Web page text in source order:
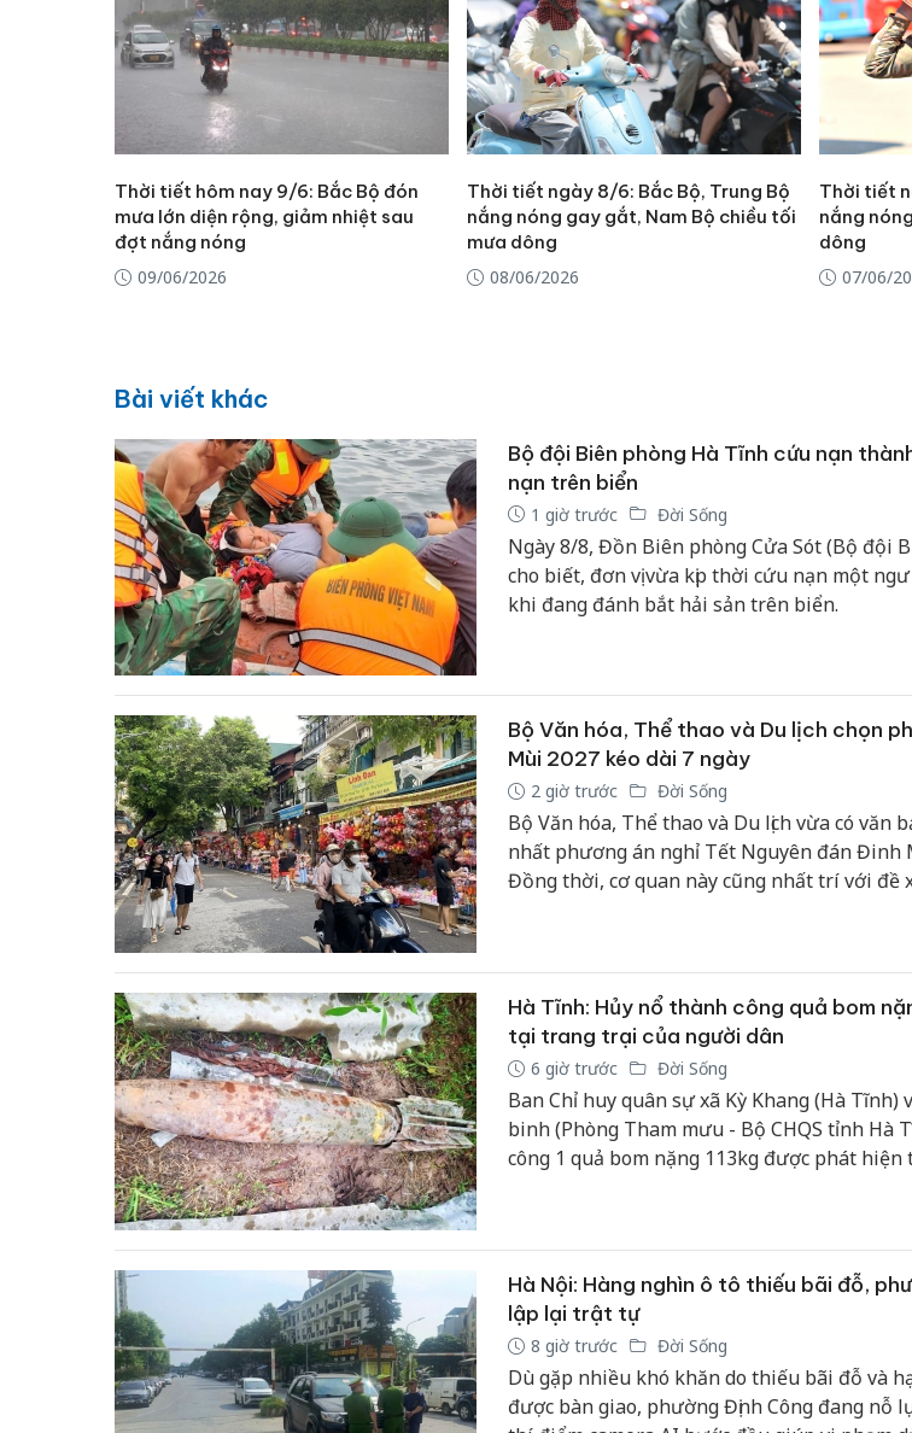
Thời tiết hôm nay 9/6: Bắc Bộ đón
mưa lớn diện rộng, giảm nhiệt sau
đợt nắng nóng
09/06/2026
Thời tiết ngày 8/6: Bắc Bộ, Trung Bộ
nắng nóng gay gắt, Nam Bộ chiều tối
mưa dông
08/06/2026
Thời tiết
nắng
dông
07/06/
Bài viết khác
Bộ đội Biên phòng Hà Tĩnh cứu nạn
nạn trên biển
1 giờ trước Đời Sống
Ngày 8/8, Đồn Biên phòng Cửa Sót (Bộ đội
cho biết, đơn vị vừa kịp thời cứu nạn một
khi đang đánh bắt hải sản trên biển.
Bộ Văn hóa, Thể thao và Du lịch chọn
Mùi 2027 kéo dài 7 ngày
2 giờ trước Đời Sống
Bộ Văn hóa, Thể thao và Du lịch vừa có văn
nhất phương án nghỉ Tết Nguyên đán Đinh
Đồng thời, cơ quan này cũng nhất trí với đề
Hà Tĩnh: Hủy nổ thành công quả bom
tại trang trại của người dân
6 giờ trước Đời Sống
Ban Chỉ huy quân sự xã Kỳ Khang (Hà
binh (Phòng Tham mưu - Bộ CHQS tỉnh Hà
công 1 quả bom nặng 113kg được phát
Hà Nội: Hàng nghìn ô tô thiếu bãi đỗ,
lập lại trật tự
8 giờ trước Đời Sống
Dù gặp nhiều khó khăn do thiếu bãi đỗ và
được bàn giao, phường Định Công đang nỗ